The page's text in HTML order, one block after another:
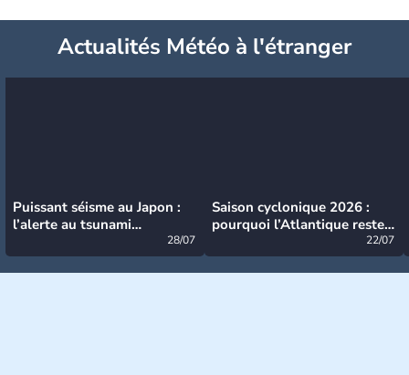
Actualités Météo à l'étranger
Puissant séisme au Japon :
l’alerte au tsunami
28/07
Saison cyclonique 2026 :
pourquoi l’Atlantique reste
22/07